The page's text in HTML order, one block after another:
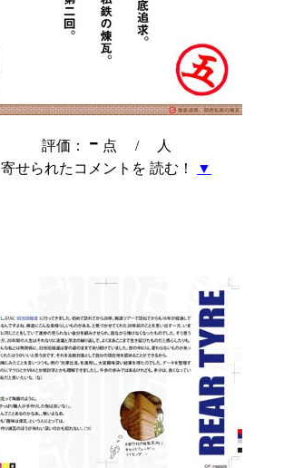
評価： - 点 /
人
寄せられたコメントを 読む！
▼